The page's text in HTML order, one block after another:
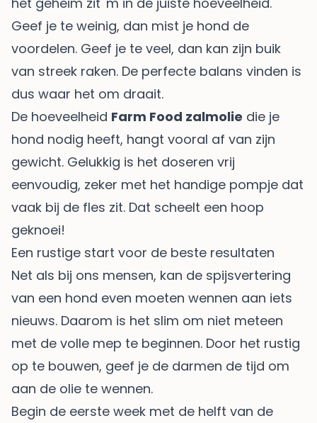
Geef je te weinig, dan mist je hond de
voordelen. Geef je te veel, dan kan zijn buik
van streek raken. De perfecte balans vinden is
dus waar het om draait.
De hoeveelheid Farm Food zalmolie die je
hond nodig heeft, hangt vooral af van zijn
gewicht. Gelukkig is het doseren vrij
eenvoudig, zeker met het handige pompje dat
vaak bij de fles zit. Dat scheelt een hoop
geknoei!
Een rustige start voor de beste resultaten
Net als bij ons mensen, kan de spijsvertering
van een hond even moeten wennen aan iets
nieuws. Daarom is het slim om niet meteen
met de volle mep te beginnen. Door het rustig
op te bouwen, geef je de darmen de tijd om
aan de olie te wennen.
Begin de eerste week met de helft van de